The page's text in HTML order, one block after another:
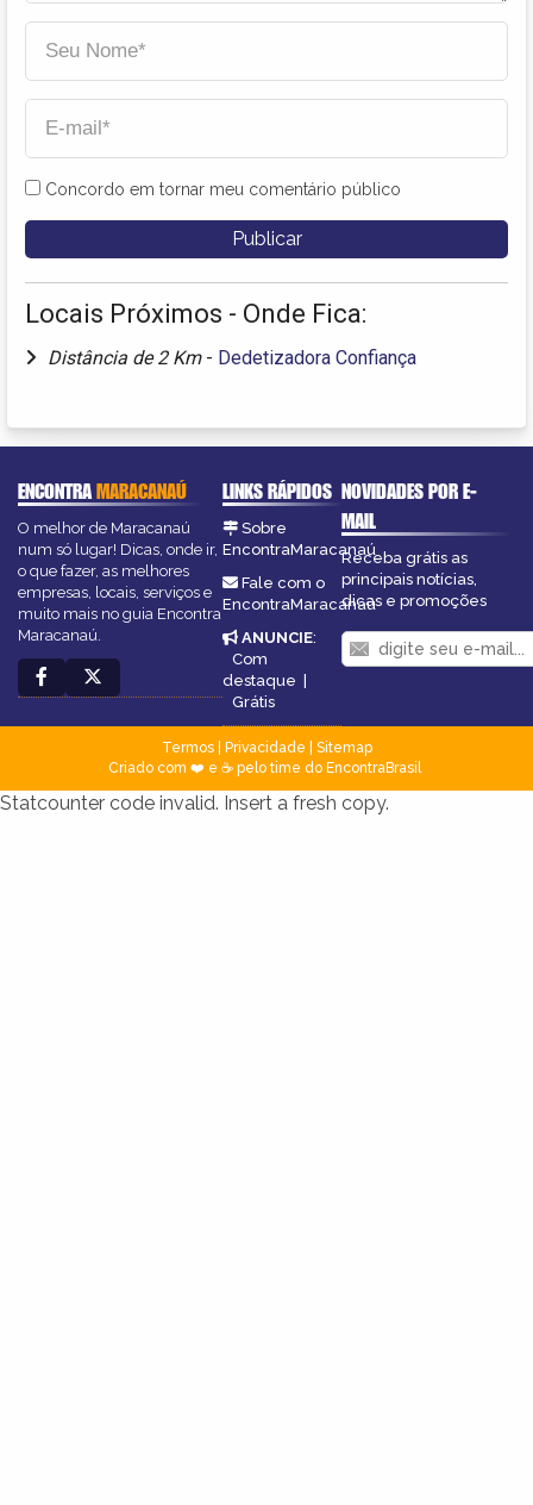
Concordo em tornar meu comentário público
Locais Próximos - Onde Fica:
Distância de 2 Km - Dedetizadora Confiança
ENCONTRAMARACANAÚ
O melhor de Maracanaú
num só lugar! Dicas, onde ir,
o que fazer, as melhores
empresas, locais, serviços e
muito mais no guia Encontra
Maracanaú.
LINKS RÁPIDOS
Sobre
EncontraMaracanaú
Fale com o
EncontraMaracanaú
ANUNCIE:
Com
destaque
Grátis
NOVIDADES POR E-
MAIL
Receba grátis as
principais notícias,
dicas e promoções
Termos| Privacidade
Sitemap
Criado com ❤️ e ☕ pelo time do EncontraBrasil
Statcounter code invalid. Insert a fresh copy.